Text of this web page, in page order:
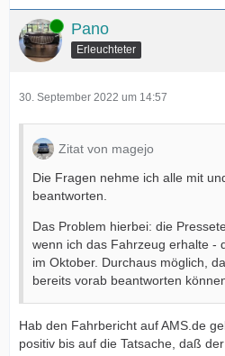
Online Pano
Erleuchteter
30. September 2022 um 14:57
Zitat von magejo
Die Fragen nehme ich alle mit
beantworten.
Das Problem hierbei: die
wenn ich das Fahrzeug erhalte -
im Oktober. Durchaus möglich,
bereits vorab beantworten
Hab den Fahrbericht auf AMS.de
positiv bis auf die Tatsache, daß